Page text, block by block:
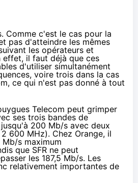
Comme c'est le cas pour la
pas d'atteindre les mêmes
les opérateurs et
effet, il faut déjà que ces
d'utiliser simultanément
voire trois dans la cas
, ce qui n'est pas donné à tout
Telecom peut grimper
ses trois bandes de
200 Mb/s avec deux
600 MHz). Chez Orange, il
s maximum
que SFR ne peut
les 187,5 Mb/s. Les
relativement importantes de